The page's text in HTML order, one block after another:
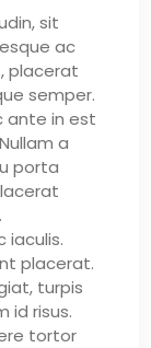
sit
ac
placerat
semper.
ante in est
a
porta
iaculis.
placerat.
turpis
id risus.
tortor